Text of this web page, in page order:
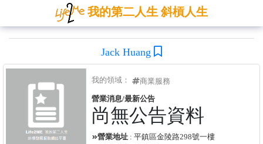
我的第二人生 斜槓人生
Jack Huang
我的領域： 商業服務
營業消息/最新公告
尚無公告資料
營業地址 : 平鎮區金陵路298號一樓